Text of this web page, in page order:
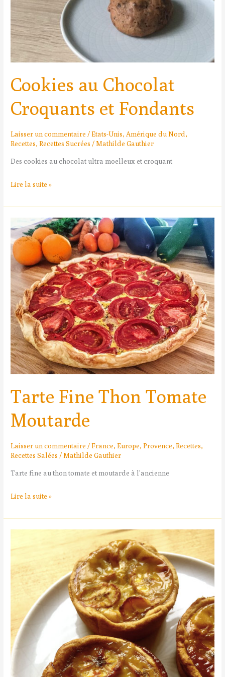
Cookies au Chocolat
Croquants et Fondants
Laisser un commentaire /Etats-Unis, Amérique du Nord,
Recettes,Recettes Sucrées /Mathilde Gauthier
Des cookies au chocolat ultra moelleux et croquant
Lire la suite »
Tarte Fine Thon Tomate
Moutarde
Laisser un commentaire /France,Europe,Provence,Recettes,
Recettes Salées /Mathilde Gauthier
Tarte fine au thon tomate et moutarde à l’ancienne
Fine
Thon
Tomate
Moutarde
Lire la suite »
à
Banane
Congolaise